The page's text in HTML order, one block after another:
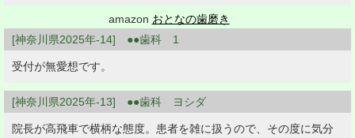
amazon おとなの歯磨き
[神奈川県2025年-14] ●●歯科 1
受付が無愛想です。
[神奈川県2025年-13] ●●歯科 ヨシダ
院長が高飛車で横柄な態度。患者を雑に扱うので、その度に気分